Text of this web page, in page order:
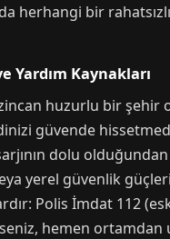
herhangi bir
Yardım Kaynakları
huzurlu bir şehir
güvende
dolu
yerel güvenlik
Polis İmdat 112
hemen